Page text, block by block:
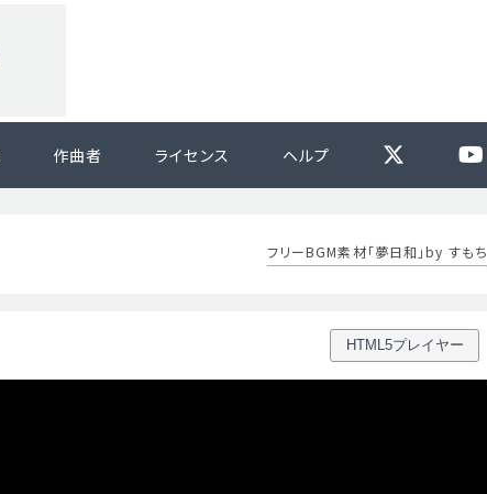
作曲者 ライセンス ヘルプ
フリーBGM素材「夢日和」by すもち
HTML5プレイヤー